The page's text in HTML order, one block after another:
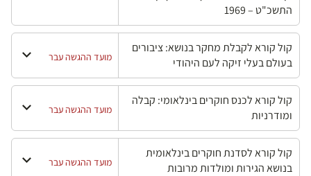
התשכ"ט – 1969
קול קורא לקבלת מחקר בנושא: ציבורים
בעולם בעלי זיקה לעם היהודי
מועד ההגשה עבר
קול קורא לכנס חוקרים בינלאומי: קבלה
ומודרניות
מועד ההגשה עבר
קול קורא לסדנת חוקרים בינלאומית
בנושא הגירות ומולדות מרובות
מועד ההגשה עבר